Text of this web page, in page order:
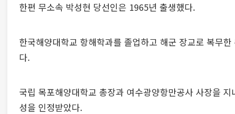
한편 무소속 박성현 당선인은 1965년 출생했다.
한국해양대학교 항해학과를 졸업하고 해군 장교로 복무
다.
국립 목포해양대학교 총장과 여수광양항만공사 사장을
성을 인정받았다.